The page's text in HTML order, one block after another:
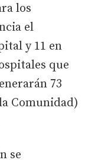
los
el
y 11 en
que
73
Comunidad)
se